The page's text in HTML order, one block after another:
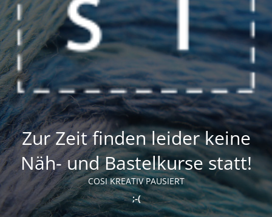
Zur Zeit finden leider keine
Näh- und Bastelkurse statt!
COSI KREATIV PAUSIERT
;-(